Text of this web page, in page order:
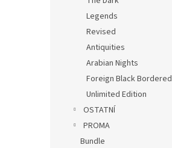
Legends
Revised
Antiquities
Arabian Nights
Foreign Black Bordered
Unlimited Edition
OSTATNÍ
PROMA
Bundle